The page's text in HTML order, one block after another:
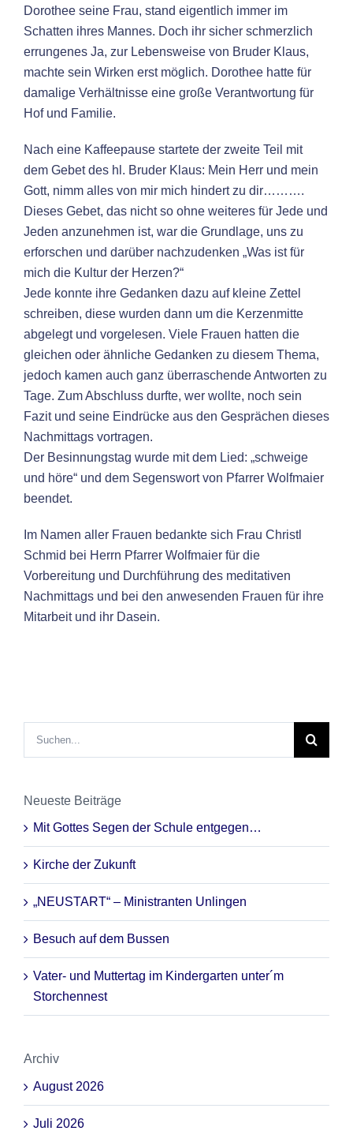
Dorothee seine Frau, stand eigentlich immer im
Schatten ihres Mannes. Doch ihr sicher schmerzlich
errungenes Ja, zur Lebensweise von Bruder Klaus,
machte sein Wirken erst möglich. Dorothee hatte für
damalige Verhältnisse eine große Verantwortung für
Hof und Familie.
Nach eine Kaffeepause startete der zweite Teil mit
dem Gebet des hl. Bruder Klaus: Mein Herr und mein
Gott, nimm alles von mir mich hindert zu dir……….
Dieses Gebet, das nicht so ohne weiteres für Jede und
Jeden anzunehmen ist, war die Grundlage, uns zu
erforschen und darüber nachzudenken „Was ist für
mich die Kultur der Herzen?“
Jede konnte ihre Gedanken dazu auf kleine Zettel
schreiben, diese wurden dann um die Kerzenmitte
abgelegt und vorgelesen. Viele Frauen hatten die
gleichen oder ähnliche Gedanken zu diesem Thema,
jedoch kamen auch ganz überraschende Antworten zu
Tage. Zum Abschluss durfte, wer wollte, noch sein
Fazit und seine Eindrücke aus den Gesprächen dieses
Nachmittags vortragen.
Der Besinnungstag wurde mit dem Lied: „schweige
und höre“ und dem Segenswort von Pfarrer Wolfmaier
beendet.
Im Namen aller Frauen bedankte sich Frau Christl
Schmid bei Herrn Pfarrer Wolfmaier für die
Vorbereitung und Durchführung des meditativen
Nachmittags und bei den anwesenden Frauen für ihre
Mitarbeit und ihr Dasein.
Neueste Beiträge
Mit Gottes Segen der Schule entgegen…
Kirche der Zukunft
„NEUSTART“ – Ministranten Unlingen
Besuch auf dem Bussen
Vater- und Muttertag im Kindergarten unter´m
Storchennest
Archiv
August 2026
Juli 2026